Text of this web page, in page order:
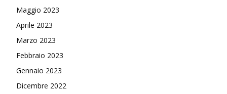
Maggio 2023
Aprile 2023
Marzo 2023
Febbraio 2023
Gennaio 2023
Dicembre 2022